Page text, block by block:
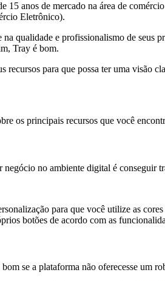
15 anos de mercado na área de
Eletrônico).
na qualidade e profissionalismo de
Tray é bom.
recursos para que possa ter uma visão
os principais recursos que você
no ambiente digital é conseguir
para que você utilize as
botões de acordo com as
se a plataforma não oferecesse um